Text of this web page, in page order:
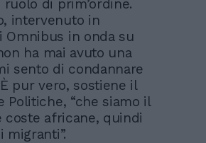
di prim’ordine.
intervenuto in
in onda su
ha mai avuto una
sento di condannare
pur vero, sostiene il
Politiche, “che siamo il
coste africane, quindi
migranti”.